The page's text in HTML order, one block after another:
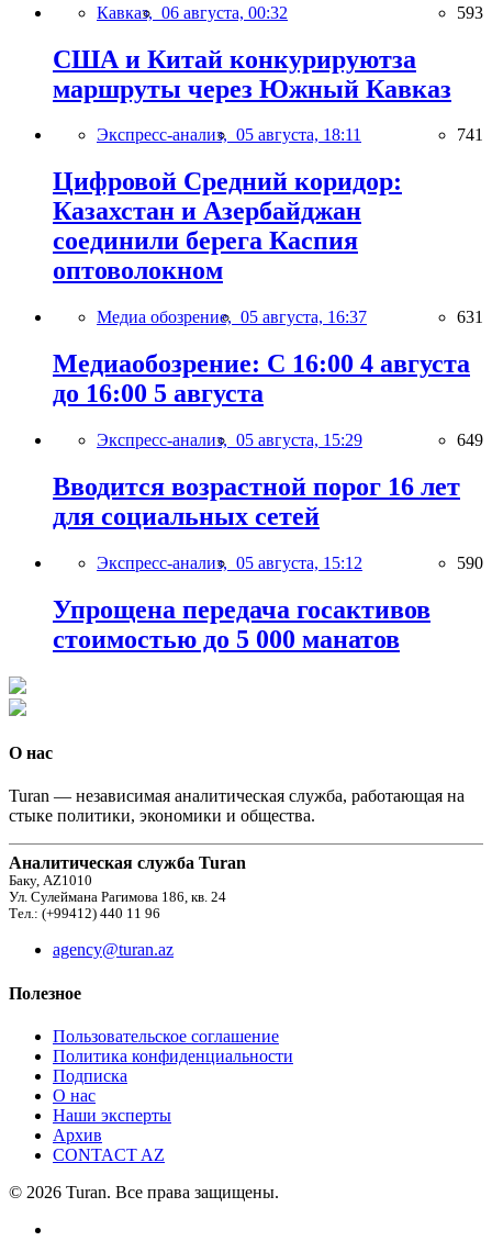
Кавказ, 06 августа, 00:32 593
США и Китай конкурируютза
маршруты через Южный Кавказ
Экспресс-анализ, 05 августа, 18:11 741
Цифровой Средний коридор:
Казахстан и Азербайджан
соединили берега Каспия
оптоволокном
Медиа обозрение, 05 августа, 16:37 631
Медиаобозрение: С 16:00 4 августа
до 16:00 5 августа
Экспресс-анализ, 05 августа, 15:29 649
Вводится возрастной порог 16 лет
для социальных сетей
Экспресс-анализ, 05 августа, 15:12 590
Упрощена передача госактивов
стоимостью до 5 000 манатов
О нас
Turan — независимая аналитическая служба, работающая на
стыке политики, экономики и общества.
Аналитическая служба Turan
Баку, AZ1010
Ул. Сулеймана Рагимова 186, кв. 24
Тел.: (+99412) 440 11 96
agency@turan.az
Полезное
Пользовательское соглашение
Политика конфиденциальности
Подписка
О нас
Наши эксперты
Архив
CONTACT AZ
© 2026 Turan. Все права защищены.